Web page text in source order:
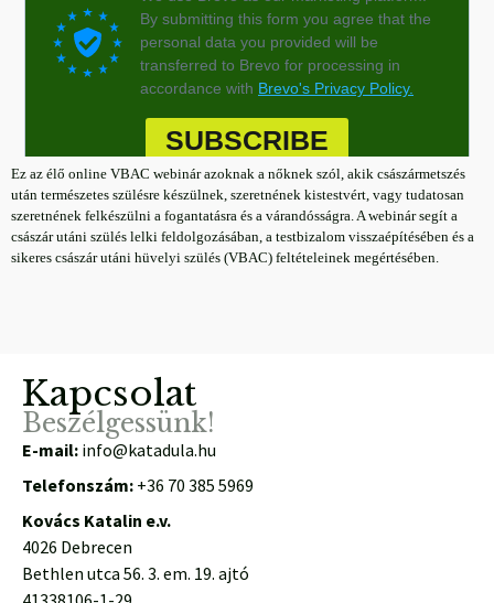
Ez az élő online VBAC webinár azoknak a nőknek szól, akik császármetszés
után természetes szülésre készülnek, szeretnének kistestvért, vagy tudatosan
szeretnének felkészülni a fogantatásra és a várandósságra. A webinár segít a
császár utáni szülés lelki feldolgozásában, a testbizalom visszaépítésében és a
sikeres császár utáni hüvelyi szülés (VBAC) feltételeinek megértésében.
Kapcsolat
Beszélgessünk!
E-mail: info@katadula.hu
Telefonszám: +36 70 385 5969
Kovács Katalin e.v.
4026 Debrecen
Bethlen utca 56. 3. em. 19. ajtó